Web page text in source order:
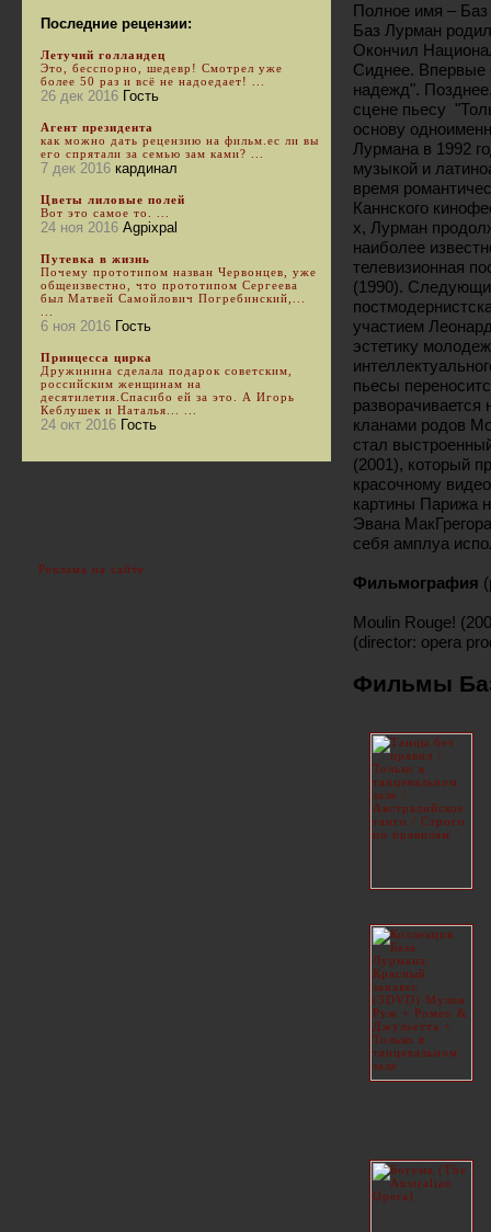
Полное имя –
Баз Лурман
Окончил
Сиднее. Впервые
надежд".
сцене пьесу
основу
Лурмана в 1992
музыкой и
время
Каннского
х, Лурман
наиболее
телевизионная
(1990).
участием
эстетику
пьесы
кланами родов
стал
(2001), который
красочному
картины Парижа
Эвана
себя амплуа
Фильмография
Moulin Rouge!
(director: opera
Фильмы
Последние рецензии:
Летучий голландец
Это, бесспорно, шедевр! Смотрел уже
более 50 раз и всё не надоедает! ...
26 дек 2016 Гость
Агент президента
как можно дать рецензию на фильм.ес ли вы
его спрятали за семью зам ками? ...
7 дек 2016 кардинал
Цветы лиловые полей
Вот это самое то. ...
24 ноя 2016 Agpixpal
Путевка в жизнь
Почему прототипом назван Червонцев, уже
общеизвестно, что прототипом Сергеева
был Матвей Самойлович Погребинский,...
6 ноя 2016 Гость
Принцесса цирка
Дружинина сделала подарок советским,
российским женщинам на
десятилетия.Спасибо ей за это. А Игорь
Кеблушек и Наталья... ...
24 окт 2016 Гость
Реклама на сайте